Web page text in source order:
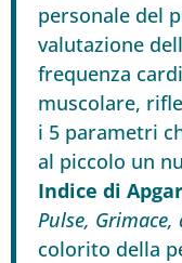
personale del
valutazione
frequenza
muscolare,
i 5 parametri
al piccolo un
Indice di Apgar
Pulse,
colorito della